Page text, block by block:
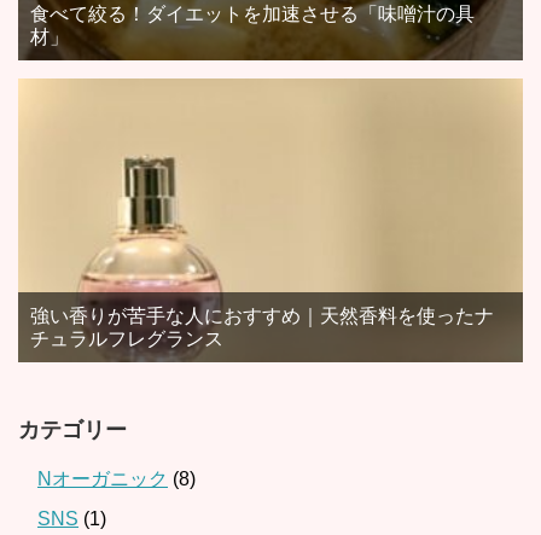
食べて絞る！ダイエットを加速させる「味噌汁の具
材」
強い香りが苦手な人におすすめ｜天然香料を使ったナ
チュラルフレグランス
カテゴリー
Nオーガニック (8)
SNS (1)